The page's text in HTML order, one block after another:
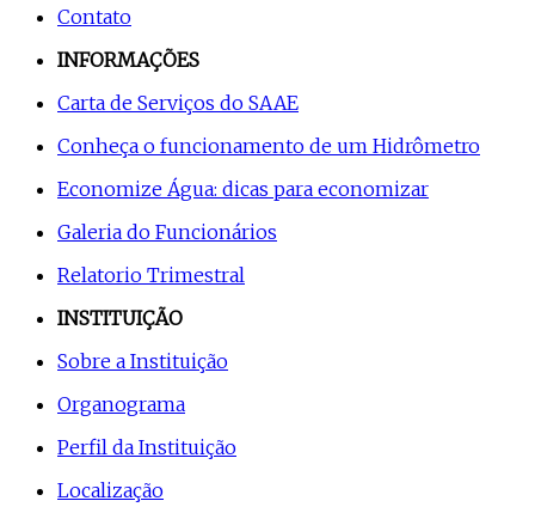
Contato
INFORMAÇÕES
Carta de Serviços do SAAE
Conheça o funcionamento de um Hidrômetro
Economize Água: dicas para economizar
Galeria do Funcionários
Relatorio Trimestral
INSTITUIÇÃO
Sobre a Instituição
Organograma
Perfil da Instituição
Localização